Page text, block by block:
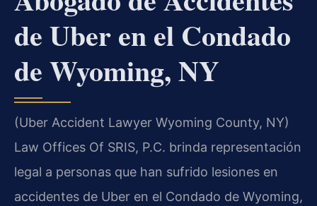
de Uber en el Condado
de Wyoming, NY
(Uber Accident Lawyer Wyoming County, NY)
Law Offices Of SRIS, P.C. brinda representación
legal a personas que han sufrido lesiones en
accidentes de Uber en el Condado de Wyoming,